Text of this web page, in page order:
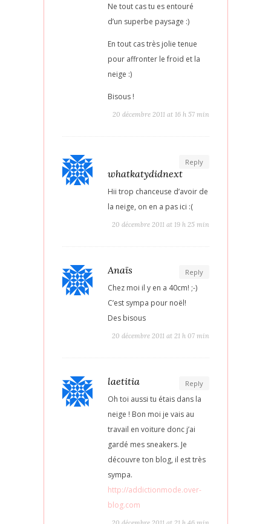
Ne tout cas tu es entouré
d’un superbe paysage :)
En tout cas très jolie tenue
pour affronter le froid et la
neige :)
Bisous !
20 décembre 2011 at 16 h 57 min
Reply
whatkatydidnext
Hii trop chanceuse d’avoir de
la neige, on en a pas ici :(
20 décembre 2011 at 19 h 25 min
Reply
Anaïs
Chez moi il y en a 40cm! ;-)
C’est sympa pour noël!
Des bisous
20 décembre 2011 at 21 h 07 min
Reply
laetitia
Oh toi aussi tu étais dans la
neige ! Bon moi je vais au
travail en voiture donc j’ai
gardé mes sneakers. Je
découvre ton blog, il est très
sympa.
http://addictionmode.over-
blog.com